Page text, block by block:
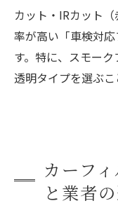
カット・IRカット
率が高い「車検対
す。特に、スモーク
透明タイプを選ぶこ
カーフ
と業者